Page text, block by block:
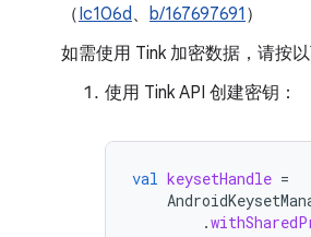
（Ic106d、 b/167697691 ）
如需使用 Tink 加密数据，请按
使用 Tink API 创建密钥：
val keysetHandle =
.